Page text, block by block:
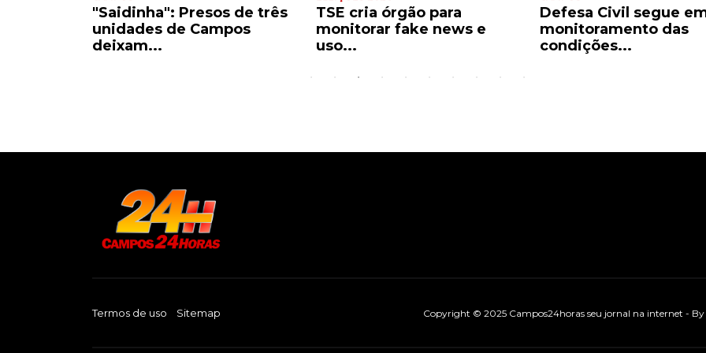
TSE cria órgão para
monitorar fake news e
uso...
Defesa Civil segue em
monitoramento das
condições...
Após aprovação de
Perez pelo Senado dos
EUA,...
Termos de uso Sitemap Copyright © 2025 Campos24horas seu jornal na internet - By